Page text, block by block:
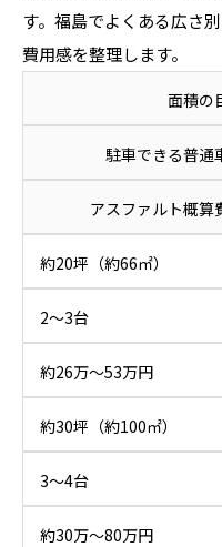
す。福島でよくある広さ
費用感を整理します。
面積の
駐車できる普通
アスファルト概算
約20坪（約66㎡）
2〜3台
約26万〜53万円
約30坪（約100㎡）
3〜4台
約30万〜80万円